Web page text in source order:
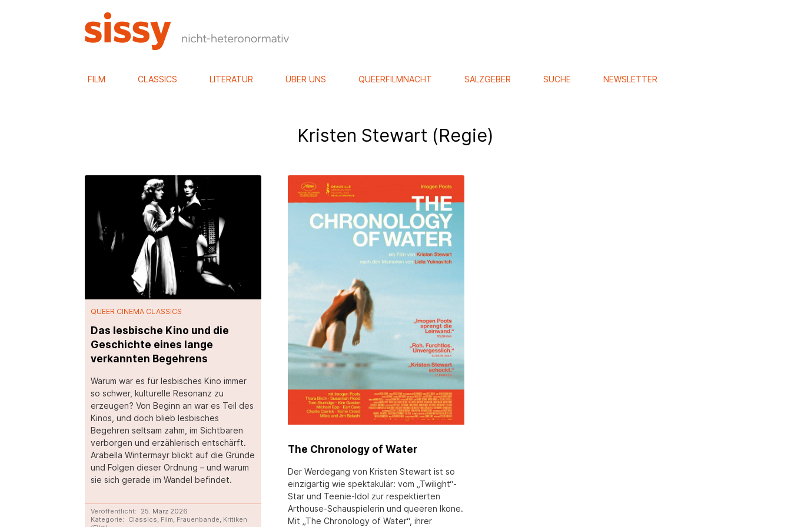
FILM CLASSICS LITERATUR ÜBER UNS QUEERFILMNACHT SALZGEBER SUCHE NEWSLETTER
Kristen Stewart (Regie)
QUEER CINEMA CLASSICS
Das lesbische Kino und die
Geschichte eines lange
verkannten Begehrens
Warum war es für lesbisches Kino immer
so schwer, kulturelle Resonanz zu
erzeugen? Von Beginn an war es Teil des
Kinos, und doch blieb lesbisches
Begehren seltsam zahm, im Sichtbaren
verborgen und erzählerisch entschärft.
Arabella Wintermayr blickt auf die Gründe
und Folgen dieser Ordnung – und warum
sie sich gerade im Wandel befindet.
Veröffentlicht:
25. März 2026
Kategorie:
Classics Film Frauenbande Kritiken
The Chronology of Water
Der Werdegang von Kristen Stewart ist so
einzigartig wie spektakulär: vom „Twilight“-
Star und Teenie-Idol zur respektierten
Arthouse-Schauspielerin und queeren Ikone.
Mit „The Chronology of Water“, ihrer